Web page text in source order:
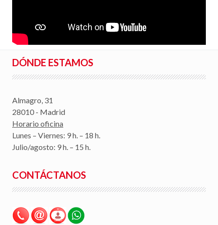
DÓNDE ESTAMOS
Almagro, 31
28010 - Madrid
Horario oficina
Lunes – Viernes: 9 h. – 18 h.
Julio/agosto: 9 h. – 15 h.
CONTÁCTANOS